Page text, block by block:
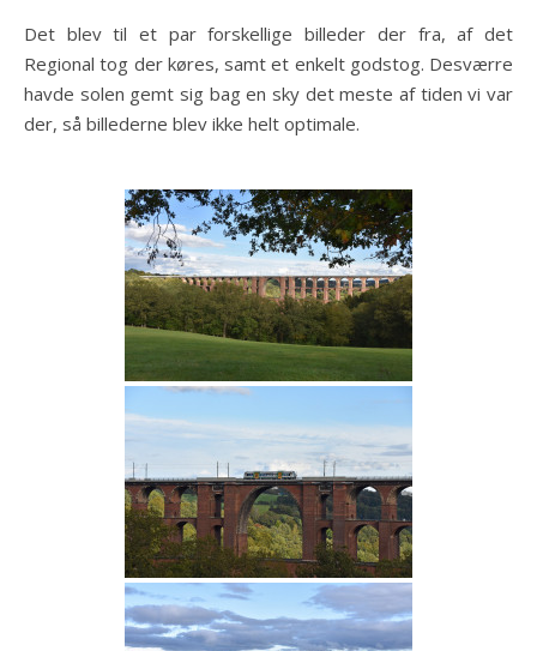
Det blev til et par forskellige billeder der fra, af det
Regional tog der køres, samt et enkelt godstog. Desværre
havde solen gemt sig bag en sky det meste af tiden vi var
der, så billederne blev ikke helt optimale.